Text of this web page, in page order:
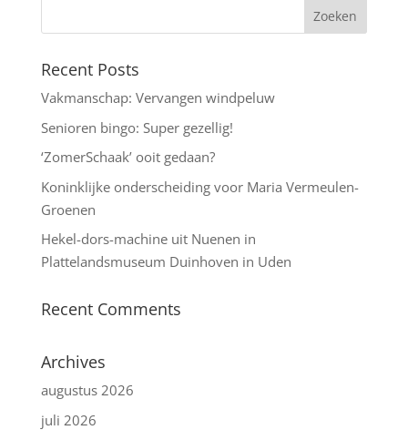
Recent Posts
Vakmanschap: Vervangen windpeluw
Senioren bingo: Super gezellig!
‘ZomerSchaak’ ooit gedaan?
Koninklijke onderscheiding voor Maria Vermeulen-
Groenen
Hekel-dors-machine uit Nuenen in
Plattelandsmuseum Duinhoven in Uden
Recent Comments
Archives
augustus 2026
juli 2026